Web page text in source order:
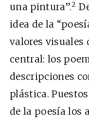
una pintura”.2
idea de la
valores visuales
central: los
descripciones
plástica.
de la poesía los